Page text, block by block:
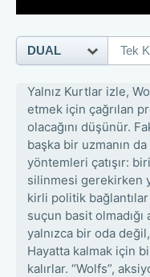
Yalnız Kurtlar izle,
etmek için çağrılan
olacağını düşünür.
başka bir uzmanın
yöntemleri çatışır:
silinmesi gerekirken
kirli politik
suçun basit
yalnızca bir oda
Hayatta kalmak için
kalırlar. “Wolfs”,
DUAL Tek